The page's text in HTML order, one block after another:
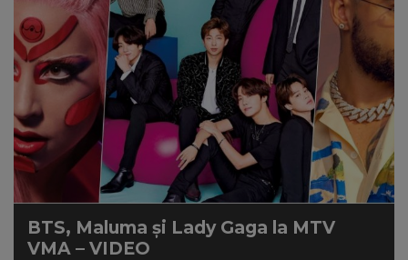
BTS, Maluma și Lady Gaga la MTV
VMA – VIDEO